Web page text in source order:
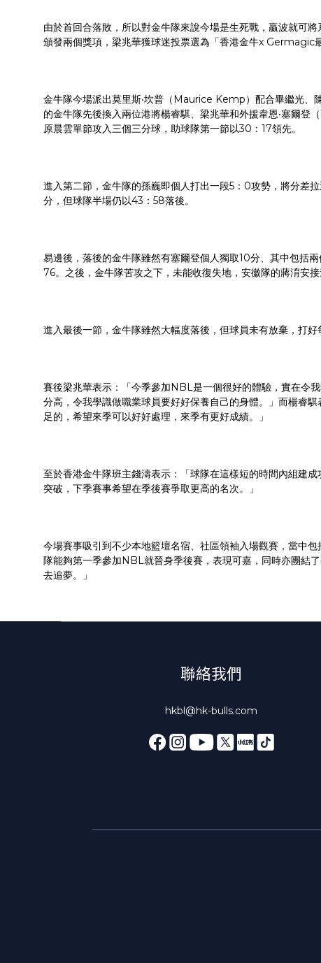
由於首回合落敗，所以對金牛隊來說今場是生死戰，贏波就可
頒發兩個獎項，梁兆華獲球迷投票選為「香港金牛x Germagic
金牛隊今場派出莫里斯‧坎普（Maurice Kemp）配合畢繼光、
的金牛隊先後換入兩位港將楊睿騏、梁兆華和外援韋恩‧塞爾
原晨雲單節攻入三個三分球，助球隊第一節以30：17領先。
進入第二節，金牛隊的孫巍即個人打出一段5：0攻勢，將分差
分，但球隊半場仍以43：58落後。
易邊後，落後的金牛隊雖然有塞爾登個人獨取10分、其中包括
76。之後，金牛隊苦攻之下，未能收復失地，安徽隊的蔣淯安
進入最後一節，金牛隊雖然大幅度落後，但球員未有放棄，打
賽後梁兆華表示：「今季參加NBL是一個很好的體驗，實在令
分高，令我學識做職業球員要好好保養自己的身體。」而楊睿
足的，希望來季可以好好處理，來季有更好成績。」
至於香港金牛隊班主錢濤表示：「球隊在這樣短的時間內組建
突破，下季賽事希望在季後賽爭取更高的名次。」
今場賽事吸引到不少本地籃壇名宿、社區領袖入場觀賽，當中
隊能夠第一季參加NBL就晉身季後賽，表現可嘉，同時亦團結
去追夢。」
聯絡我們
hkbl@hk-bulls.com